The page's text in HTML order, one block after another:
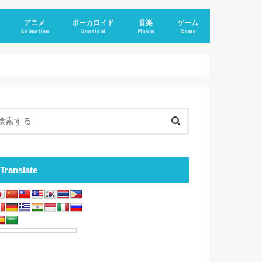
アニメ
Animation
ボーカロイド
Vocaloid
音楽
Music
ゲーム
Game
Translate